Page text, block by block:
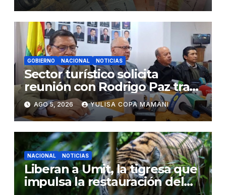
GOBIERNO NACIONAL NOTICIAS
Sector turístico solicita
reunión con Rodrigo Paz tras
cambios en la administración
del turismo
AGO 5, 2026 YULISA COPA MAMANI
NACIONAL NOTICIAS
Liberan a Umit, la tigresa que
impulsa la restauración del